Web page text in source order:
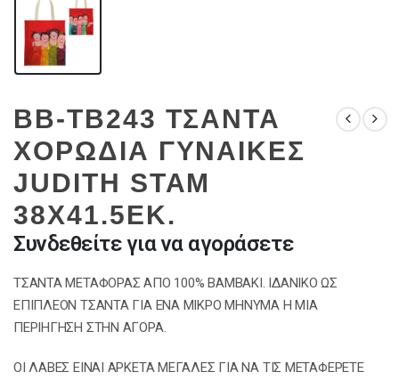
BB-TB243 ΤΣΑΝΤΑ
ΧΟΡΩΔΙΑ ΓΥΝΑΙΚΕΣ
JUDITH STAM
38Χ41.5ΕΚ.
Συνδεθείτε για να αγοράσετε
ΤΣΑΝΤΑ ΜΕΤΑΦΟΡΑΣ ΑΠΟ 100% ΒΑΜΒΑΚΙ. ΙΔΑΝΙΚΟ ΩΣ
ΕΠΙΠΛΕΟΝ ΤΣΑΝΤΑ ΓΙΑ ΕΝΑ ΜΙΚΡΟ ΜΗΝΥΜΑ Η ΜΙΑ
ΠΕΡΙΗΓΗΣΗ ΣΤΗΝ ΑΓΟΡΑ.
ΟΙ ΛΑΒΕΣ ΕΙΝΑΙ ΑΡΚΕΤΑ ΜΕΓΑΛΕΣ ΓΙΑ ΝΑ ΤΙΣ ΜΕΤΑΦΕΡΕΤΕ